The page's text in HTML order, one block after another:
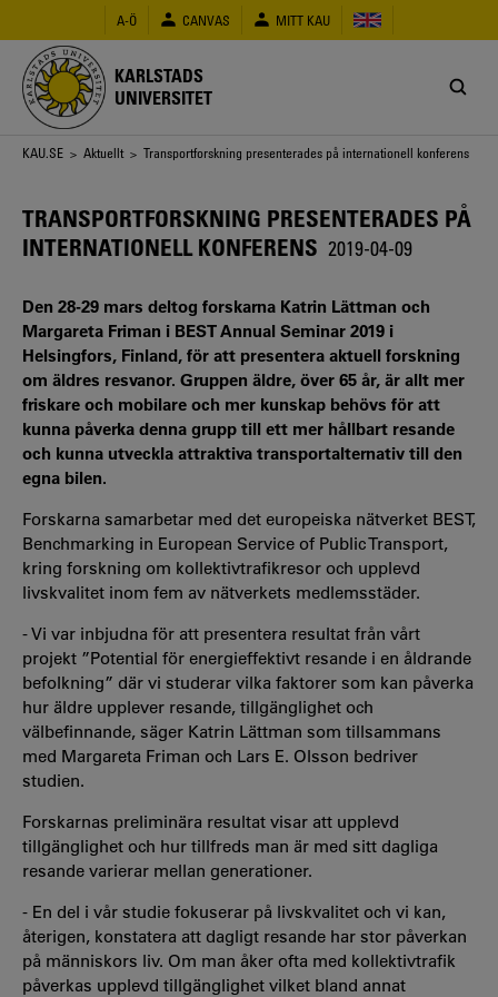
huvudinnehåll
A-Ö CANVAS MITT KAU
KARLSTADS
UNIVERSITET
Länkstig
KAU.SE > Aktuellt > Transportforskning presenterades på internationell konferens
TRANSPORTFORSKNING PRESENTERADES PÅ
INTERNATIONELL KONFERENS 2019-04-09
Den 28-29 mars deltog forskarna Katrin Lättman och
Margareta Friman i BEST Annual Seminar 2019 i
Helsingfors, Finland, för att presentera aktuell forskning
om äldres resvanor. Gruppen äldre, över 65 år, är allt mer
friskare och mobilare och mer kunskap behövs för att
kunna påverka denna grupp till ett mer hållbart resande
och kunna utveckla attraktiva transportalternativ till den
egna bilen.
Forskarna samarbetar med det europeiska nätverket BEST,
Benchmarking in European Service of Public Transport,
kring forskning om kollektivtrafikresor och upplevd
livskvalitet inom fem av nätverkets medlemsstäder.
- Vi var inbjudna för att presentera resultat från vårt
projekt ”Potential för energieffektivt resande i en åldrande
befolkning” där vi studerar vilka faktorer som kan påverka
hur äldre upplever resande, tillgänglighet och
välbefinnande, säger Katrin Lättman som tillsammans
med Margareta Friman och Lars E. Olsson bedriver
studien.
Forskarnas preliminära resultat visar att upplevd
tillgänglighet och hur tillfreds man är med sitt dagliga
resande varierar mellan generationer.
- En del i vår studie fokuserar på livskvalitet och vi kan,
återigen, konstatera att dagligt resande har stor påverkan
på människors liv. Om man åker ofta med kollektivtrafik
påverkas upplevd tillgänglighet vilket bland annat